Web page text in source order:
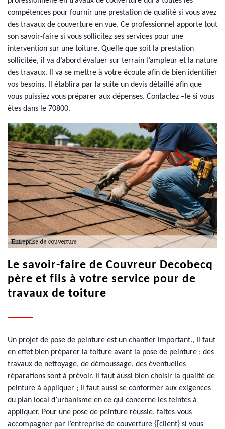
compétences pour fournir une prestation de qualité si vous avez
des travaux de couverture en vue. Ce professionnel apporte tout
son savoir-faire si vous sollicitez ses services pour une
intervention sur une toiture. Quelle que soit la prestation
sollicitée, il va d’abord évaluer sur terrain l’ampleur et la nature
des travaux. Il va se mettre à votre écoute afin de bien identifier
vos besoins. Il établira par la suite un devis détaillé afin que
vous puissiez vous préparer aux dépenses. Contactez –le si vous
êtes dans le 70800.
Le savoir-faire de Couvreur Decobecq
père et fils à votre service pour de
travaux de toiture
Un projet de pose de peinture est un chantier important., Il faut
en effet bien préparer la toiture avant la pose de peinture ; des
travaux de nettoyage, de démoussage, des éventuelles
réparations sont à prévoir. Il faut aussi bien choisir la qualité de
peinture à appliquer ; Il faut aussi se conformer aux exigences
du plan local d’urbanisme en ce qui concerne les teintes à
appliquer. Pour une pose de peinture réussie, faites-vous
accompagner par l’entreprise de couverture {[client} si vous